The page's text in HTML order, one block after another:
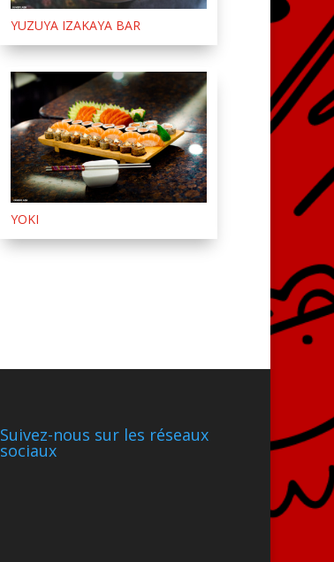
YUZUYA IZAKAYA BAR
YOKI
Suivez-nous sur les réseaux
sociaux